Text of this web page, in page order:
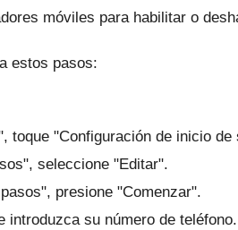
móviles para habilitar o
estos pasos:
toque "Configuración de inicio
seleccione "Editar".
presione "Comenzar".
introduzca su número de teléfono.